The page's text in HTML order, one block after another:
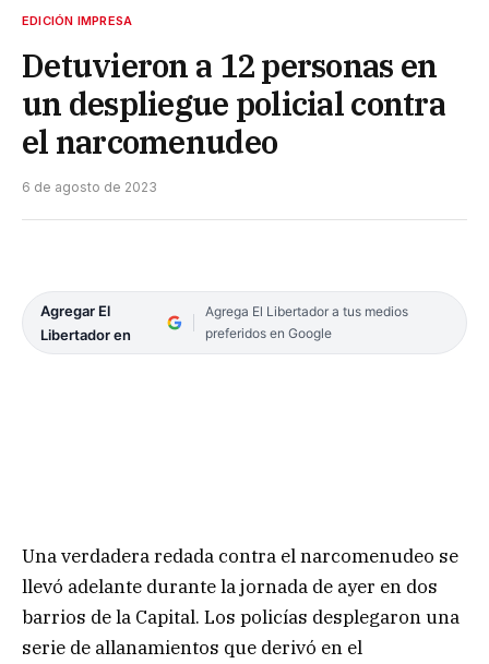
EDICIÓN IMPRESA
Detuvieron a 12 personas en
un despliegue policial contra
el narcomenudeo
6 de agosto de 2023
Agregar El
Libertador en
Agrega El Libertador a tus medios
preferidos en Google
Una verdadera redada contra el narcomenudeo se
llevó adelante durante la jornada de ayer en dos
barrios de la Capital. Los policías desplegaron una
serie de allanamientos que derivó en el